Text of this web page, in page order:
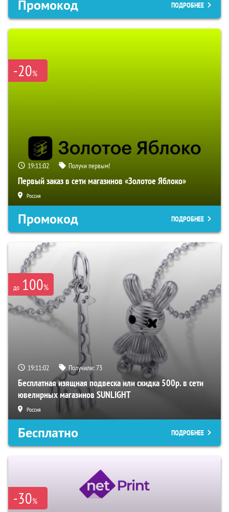
Промокод ПОДРОБНЕЕ
-20%
19:11:01 Получи первым!
Первый заказ в сети магазинов «Золотое Яблоко»
Россия
Промокод ПОДРОБНЕЕ
до 100%
19:11:01 Получили:73
Бесплатная изящная подвеска или скидка 500р. в сети
ювелирных магазинов SUNLIGHT
Россия
Бесплатно ПОДРОБНЕЕ
-30%